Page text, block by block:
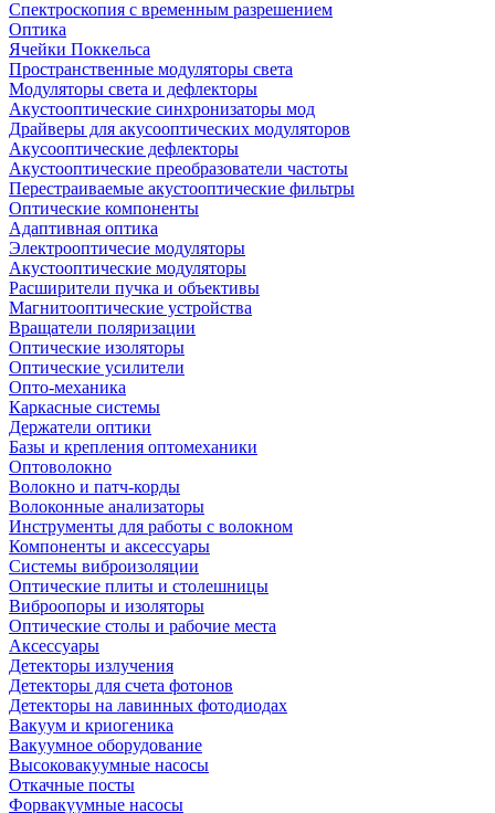
Спектроскопия с временным разрешением
Оптика
Ячейки Поккельса
Пространственные модуляторы света
Модуляторы света и дефлекторы
Акустооптические синхронизаторы мод
Драйверы для акусооптических модуляторов
Акусооптические дефлекторы
Акустооптические преобразователи частоты
Перестраиваемые акустооптические фильтры
Оптические компоненты
Адаптивная оптика
Электрооптичесие модуляторы
Акустооптические модуляторы
Расширители пучка и объективы
Магнитооптические устройства
Вращатели поляризации
Оптические изоляторы
Оптические усилители
Опто-механика
Каркасные системы
Держатели оптики
Базы и крепления оптомеханики
Оптоволокно
Волокно и патч-корды
Волоконные анализаторы
Инструменты для работы с волокном
Компоненты и аксессуары
Системы виброизоляции
Оптические плиты и столешницы
Виброопоры и изоляторы
Оптические столы и рабочие места
Аксессуары
Детекторы излучения
Детекторы для счета фотонов
Детекторы на лавинных фотодиодах
Вакуум и криогеника
Вакуумное оборудование
Высоковакуумные насосы
Откачные посты
Форвакуумные насосы